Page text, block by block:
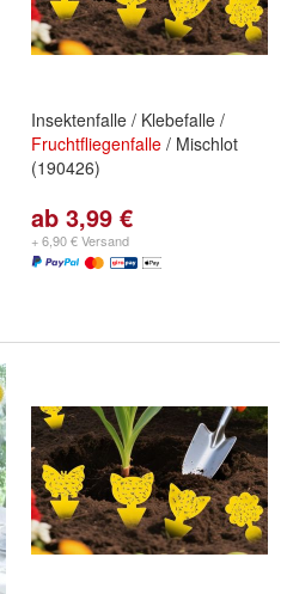
Insektenfalle / Klebefalle /
Fruchtfliegenfalle / Mischlot
(190426)
ab 3,99 €
+ 6,90 € Versand